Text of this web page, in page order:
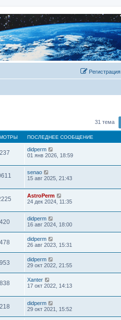
Регистрация
31 тема
ПОСЛЕДНЕЕ СООБЩЕНИЕ
didperm
01 янв 2026, 18:59
senao
15 авг 2025, 21:43
AstroPerm
24 дек 2024, 11:35
didperm
16 авг 2024, 18:00
didperm
26 авг 2023, 15:31
didperm
29 окт 2022, 21:55
Xanter
17 окт 2022, 14:13
didperm
29 окт 2021, 15:52